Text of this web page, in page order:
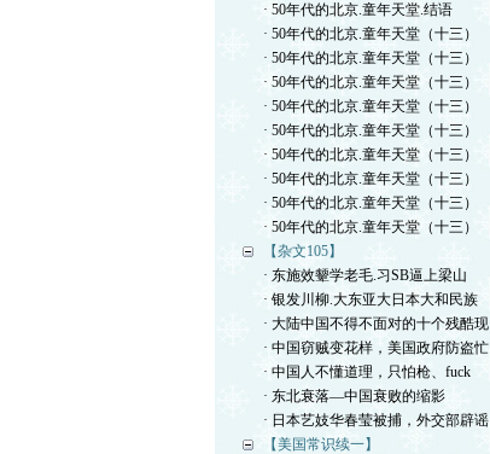
· 50年代的北京.童年天堂.结语
· 50年代的北京.童年天堂（十三）
· 50年代的北京.童年天堂（十三）
· 50年代的北京.童年天堂（十三）
· 50年代的北京.童年天堂（十三）
· 50年代的北京.童年天堂（十三）
· 50年代的北京.童年天堂（十三）
· 50年代的北京.童年天堂（十三）
· 50年代的北京.童年天堂（十三）
· 50年代的北京.童年天堂（十三）
【杂文105】
· 东施效颦学老毛.习SB逼上梁山
· 银发川柳.大东亚大日本大和民族
· 大陆中国不得不面对的十个残酷现
· 中国窃贼变花样，美国政府防盗忙
· 中国人不懂道理，只怕枪、fuck
· 东北衰落—中国衰败的缩影
· 日本艺妓华春莹被捕，外交部辟谣
【美国常识续一】